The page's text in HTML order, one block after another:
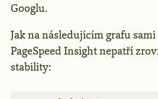
Googlu.
Jak na následujícím grafu
PageSpeed Insight nepatří
stability: